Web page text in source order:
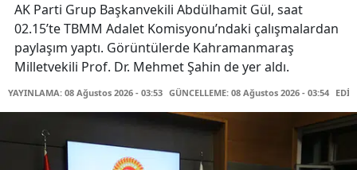
AK Parti Grup Başkanvekili Abdülhamit Gül, saat
02.15’te TBMM Adalet Komisyonu’ndaki çalışmalardan
paylaşım yaptı. Görüntülerde Kahramanmaraş
Milletvekili Prof. Dr. Mehmet Şahin de yer aldı.
YAYINLAMA: 08 Ağustos 2026 - 03:53 GÜNCELLEME: 08 Ağustos 2026 - 03:54